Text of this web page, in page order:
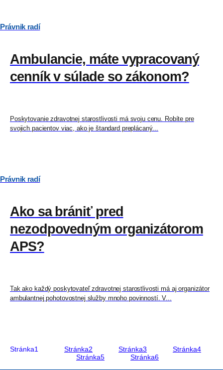
Právnik radí
Ambulancie, máte vypracovaný
cenník v súlade so zákonom?
Poskytovanie zdravotnej starostlivosti má svoju cenu. Robíte pre
svojich pacientov viac, ako je štandard preplácaný...
Právnik radí
Ako sa brániť pred
nezodpovedným organizátorom
APS?
Tak ako každý poskytovateľ zdravotnej starostlivosti má aj organizátor
ambulantnej pohotovostnej služby mnoho povinností. V...
Stránka1 Stránka2 Stránka3 Stránka4
Stránka5 Stránka6